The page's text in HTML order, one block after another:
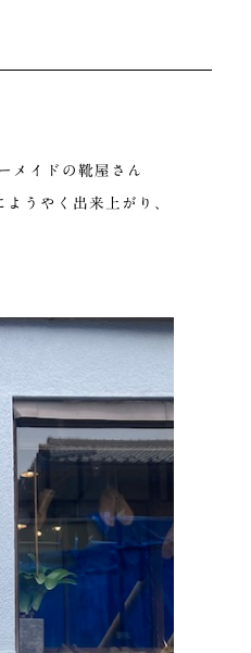
メイドの靴屋さん
うやく出来上がり、